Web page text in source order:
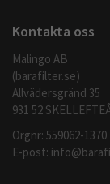
Kontakta oss
Malingo AB
(barafilter.se)
Allvädersgränd 35
931 52
Orgnr: 559062-1370
E-post: